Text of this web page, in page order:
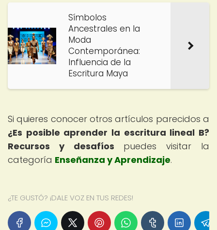
Símbolos
Ancestrales en la
Moda
Contemporánea:
Influencia de la
Escritura Maya
Si quieres conocer otros artículos parecidos a
¿Es posible aprender la escritura lineal B?
Recursos y desafíos puedes visitar la
categoría Enseñanza y Aprendizaje.
¿TE GUSTÓ? ¡DALE VOZ EN TUS REDES!